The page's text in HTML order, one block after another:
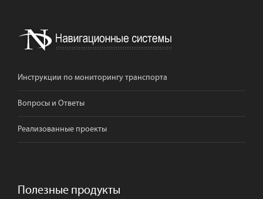
Инструкции по мониторингу транспорта
Вопросы и Ответы
Реализованные проекты
Полезные продукты